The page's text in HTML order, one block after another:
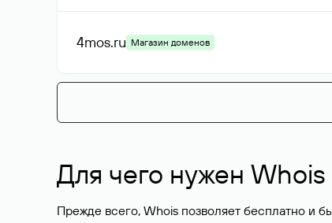
4mos.ru Магазин доменов
Для чего нужен
Прежде всего, Whois позволяет бесплатно и